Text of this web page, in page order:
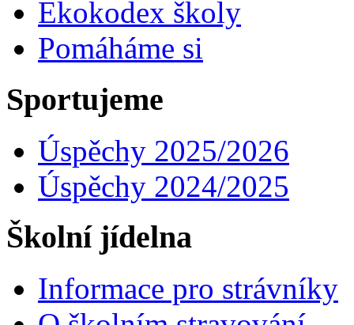
Ekokodex školy
Pomáháme si
Sportujeme
Úspěchy 2025/2026
Úspěchy 2024/2025
Školní jídelna
Informace pro strávníky